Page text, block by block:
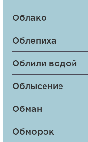
Облако
Облепиха
Облили водой
Облысение
Обман
Обморок